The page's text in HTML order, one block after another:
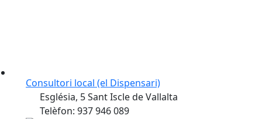
Consultori local (el Dispensari)
Església, 5 Sant Iscle de Vallalta
Telèfon: 937 946 089